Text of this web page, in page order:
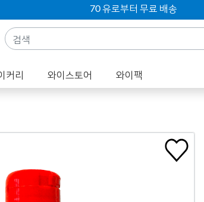
70 유로부터 무료 배송
커리 와이스토어 와이팩